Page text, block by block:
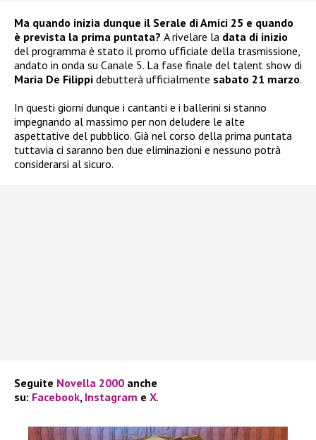
Ma quando inizia dunque il Serale di Amici 25 e quando
è prevista la prima puntata? A rivelare la data di inizio
del programma è stato il promo ufficiale della trasmissione,
andato in onda su Canale 5. La fase finale del talent show di
Maria De Filippi debutterà ufficialmente sabato 21 marzo.
In questi giorni dunque i cantanti e i ballerini si stanno
impegnando al massimo per non deludere le alte
aspettative del pubblico. Già nel corso della prima puntata
tuttavia ci saranno ben due eliminazioni e nessuno potrà
considerarsi al sicuro.
Seguite Novella 2000 anche
su: Facebook, Instagram e X.